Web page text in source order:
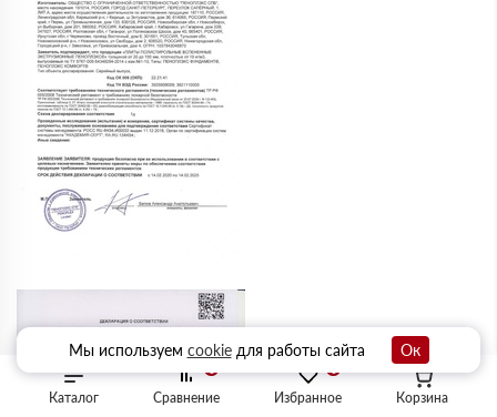
Каталог Избранное
Сравнение Корзина
Мы используем cookieдля работы сайта Ок